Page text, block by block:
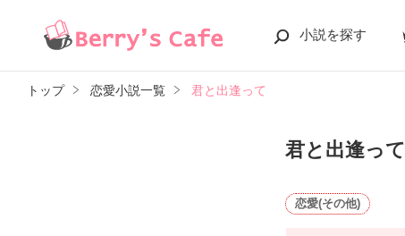
小説を探す
トップ 恋愛小説一覧 君と出逢って
君と出逢って
恋愛(その他)